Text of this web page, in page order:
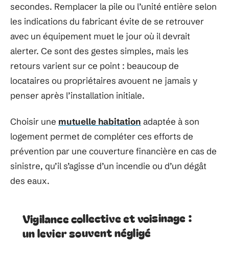
secondes. Remplacer la pile ou l’unité entière selon
les indications du fabricant évite de se retrouver
avec un équipement muet le jour où il devrait
alerter. Ce sont des gestes simples, mais les
retours varient sur ce point : beaucoup de
locataires ou propriétaires avouent ne jamais y
penser après l’installation initiale.
Choisir une mutuelle habitation adaptée à son
logement permet de compléter ces efforts de
prévention par une couverture financière en cas de
sinistre, qu’il s’agisse d’un incendie ou d’un dégât
des eaux.
Vigilance collective et voisinage :
un levier souvent négligé